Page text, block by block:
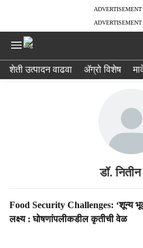
e
शेती उत्पादन वाढवा ॲग्रो विशेष
डॉ. नितीन
S
t
Food Security Challenges: ‘शून्य
लक्ष्य : घोषणांपलीकडील कृतीची वेळ